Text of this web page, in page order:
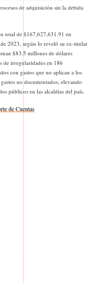
de adquisición sin la debida
total de $167,627,631.91 en
2023, según lo reveló su ex-titular
$83.5 millones de dólares
de irregularidades en 186
con gastos que no aplican a los
no documentados, elevando
públicos en las alcaldías del país.
de Cuentas